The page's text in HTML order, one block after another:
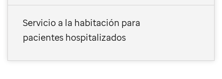
Servicio a la habitación para
pacientes hospitalizados